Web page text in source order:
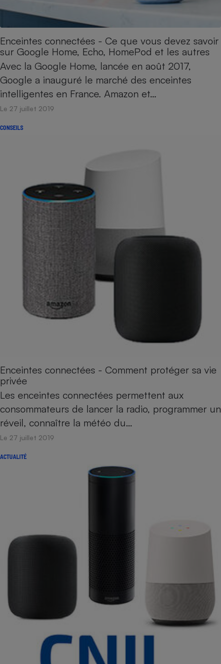
Enceintes connectées - Ce que vous devez savoir
sur Google Home, Echo, HomePod et les autres
Avec la Google Home, lancée en août 2017,
Google a inauguré le marché des enceintes
intelligentes en France. Amazon et…
Le 27 juillet 2019
CONSEILS
Enceintes connectées - Comment protéger sa vie
privée
Les enceintes connectées permettent aux
consommateurs de lancer la radio, programmer un
réveil, connaître la météo du…
Le 27 juillet 2019
ACTUALITÉ
induction
Cafetière à expressos
Robot ménager
Téléphone mobile -
Climatiseur -
Ventilateur